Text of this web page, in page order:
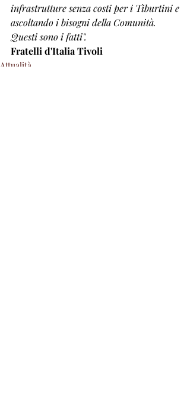
infrastrutture senza costi per i Tiburtini e
ascoltando i bisogni della Comunità.
Questi sono i fatti".
Fratelli d'Italia Tivoli
Attualità